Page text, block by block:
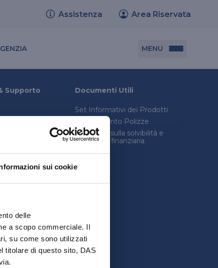
sui cookie
delle
a scopo commerciale. Il
su come sono utilizzati
titolare di questo sito, DAS
Assistenza Area Riservata
MENU
Documenti utili
Set informativi dei prodotti
Trasferimento polizze
Supporto Documenti Utili
Set Informativi dei Prodotti
Trasferimento Polizze
Relazione sulla solvibilità e
condizioni finanziaria